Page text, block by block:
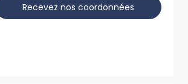
Recevez nos coordonnées